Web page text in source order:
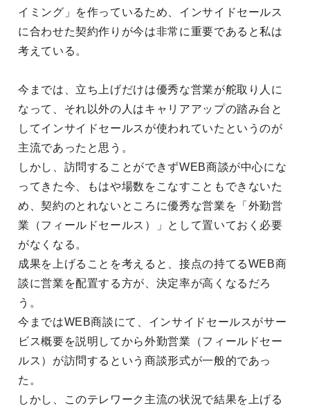
イミング」を作っているため、インサイドセールス
に合わせた契約作りが今は非常に重要であると私は
考えている。
今までは、立ち上げだけは優秀な営業が舵取り人に
なって、それ以外の人はキャリアアップの踏み台と
してインサイドセールスが使われていたというのが
主流であったと思う。
しかし、訪問することができずWEB商談が中心にな
ってきた今、もはや場数をこなすこともできないた
め、契約のとれないところに優秀な営業を「外勤営
業（フィールドセールス）」として置いておく必要
がなくなる。
成果を上げることを考えると、接点の持てるWEB商
談に営業を配置する方が、決定率が高くなるだろ
う。
今まではWEB商談にて、インサイドセールスがサー
ビス概要を説明してから外勤営業（フィールドセー
ルス）が訪問するという商談形式が一般的であっ
た。
しかし、このテレワーク主流の状況で結果を上げる